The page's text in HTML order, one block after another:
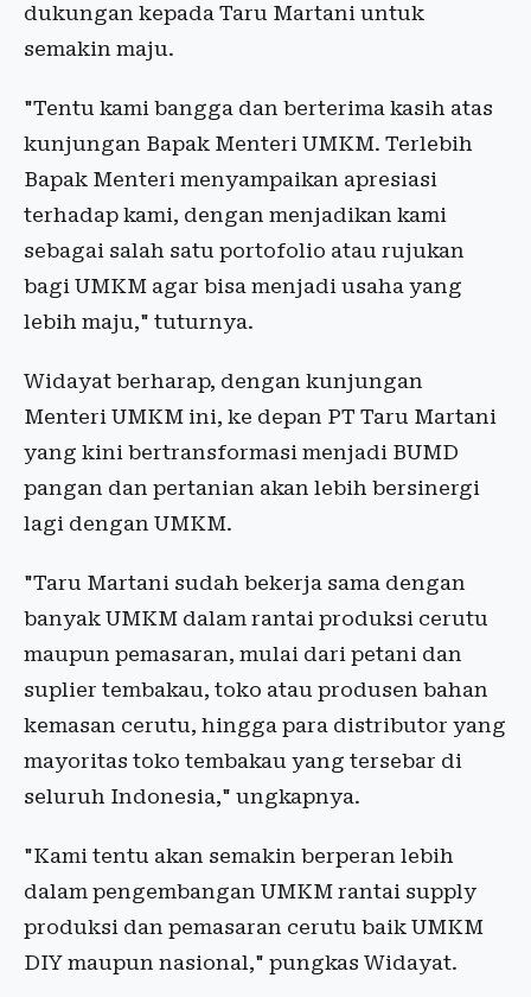
dukungan kepada Taru Martani untuk
semakin maju.
"Tentu kami bangga dan berterima kasih atas
kunjungan Bapak Menteri UMKM. Terlebih
Bapak Menteri menyampaikan apresiasi
terhadap kami, dengan menjadikan kami
sebagai salah satu portofolio atau rujukan
bagi UMKM agar bisa menjadi usaha yang
lebih maju," tuturnya.
Widayat berharap, dengan kunjungan
Menteri UMKM ini, ke depan PT Taru Martani
yang kini bertransformasi menjadi BUMD
pangan dan pertanian akan lebih bersinergi
lagi dengan UMKM.
"Taru Martani sudah bekerja sama dengan
banyak UMKM dalam rantai produksi cerutu
maupun pemasaran, mulai dari petani dan
suplier tembakau, toko atau produsen bahan
kemasan cerutu, hingga para distributor yang
mayoritas toko tembakau yang tersebar di
seluruh Indonesia," ungkapnya.
"Kami tentu akan semakin berperan lebih
dalam pengembangan UMKM rantai supply
produksi dan pemasaran cerutu baik UMKM
DIY maupun nasional," pungkas Widayat.